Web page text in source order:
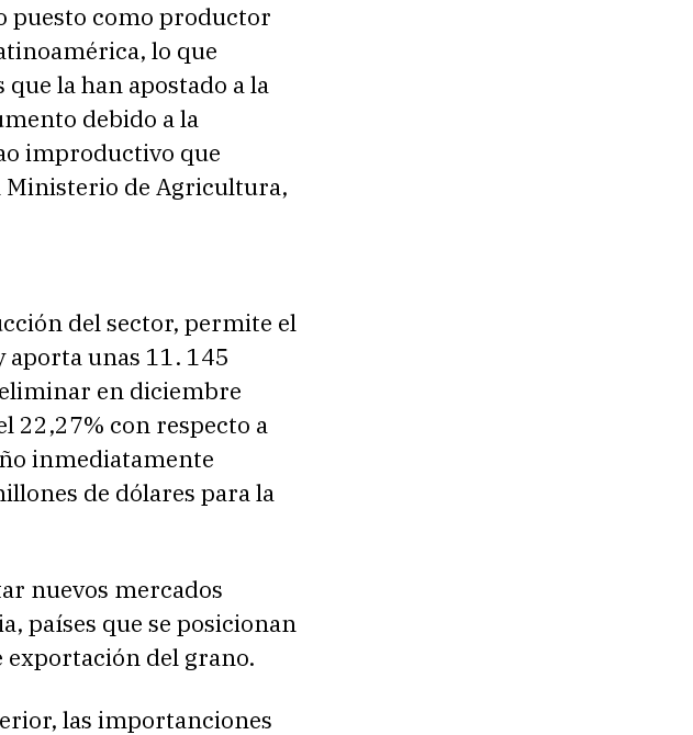
puesto como productor
lo que
la han apostado a la
debido a la
improductivo que
Ministerio de Agricultura,
del sector, permite el
unas 11. 145
en diciembre
22,27% con respecto a
inmediatamente
de dólares para la
nuevos mercados
países que se posicionan
del grano.
las importanciones